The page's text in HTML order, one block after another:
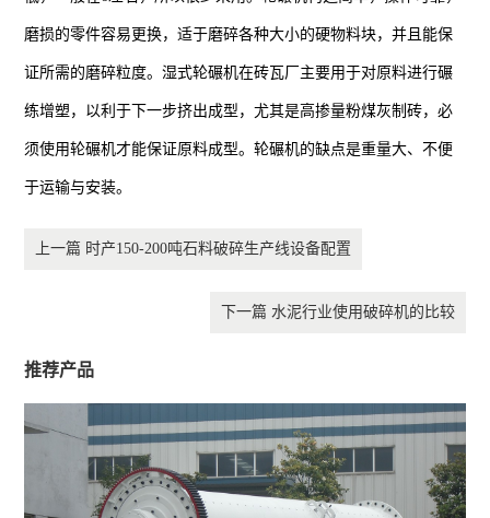
磨损的零件容易更换，适于磨碎各种大小的硬物料块，并且能保
证所需的磨碎粒度。湿式轮碾机在砖瓦厂主要用于对原料进行碾
练增塑，以利于下一步挤出成型，尤其是高掺量粉煤灰制砖，必
须使用轮碾机才能保证原料成型。轮碾机的缺点是重量大、不便
于运输与安装。
上一篇 时产150-200吨石料破碎生产线设备配置
下一篇 水泥行业使用破碎机的比较
推荐产品